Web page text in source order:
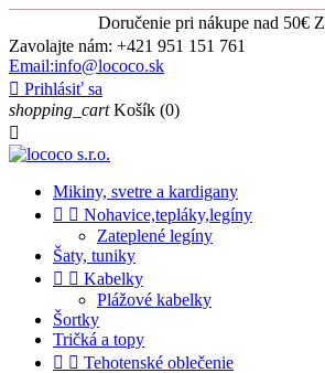
Doručenie pri nákupe nad 50€
Zavolajte nám: +421 951 151 761
Email:info@lococo.sk
 Prihlásiť sa
shopping_cart Košík (0)

Mikiny, svetre a kardigany
  Nohavice,tepláky,legíny
Zateplené legíny
Šaty, tuniky
  Kabelky
Plážové kabelky
Šortky
Tričká a topy
  Tehotenské oblečenie